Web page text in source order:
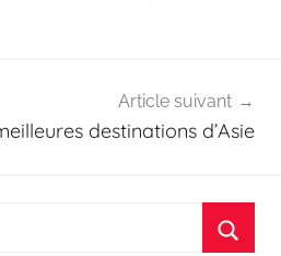
Article suivant
destinations d’Asie